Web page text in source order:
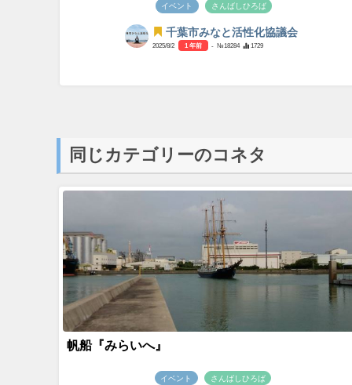
イベント さんばしひろば
千葉市みなと活性化協議会
2025/8/2 1 年前 - №18284 1729
同じカテゴリーのコネタ
帆船『みらいへ』
イベント さんばしひろば